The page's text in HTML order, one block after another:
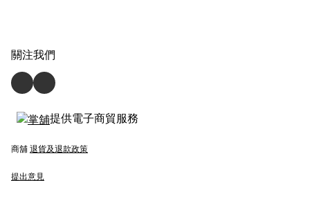
關注我們
提供電子商貿服務
商舖 退貨及退款政策
提出意見